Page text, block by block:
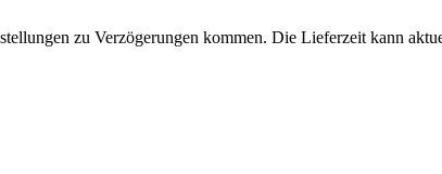
zu Verzögerungen kommen. Die Lieferzeit kann